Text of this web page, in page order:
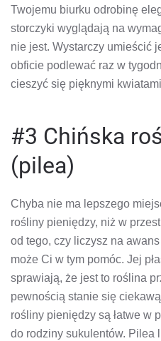
Twojemu biurku odrobinę
storczyki wyglądają na
nie jest. Wystarczy umieścić
obficie podlewać raz w
cieszyć się pięknymi
#3 Chińska
(pilea)
Chyba nie ma lepszego
rośliny pieniędzy, niż w
od tego, czy liczysz na
może Ci w tym pomóc. Jej
sprawiają, że jest to roślina
pewnością stanie się
rośliny pieniędzy są łatwe w
do rodziny sukulentów. Pilea